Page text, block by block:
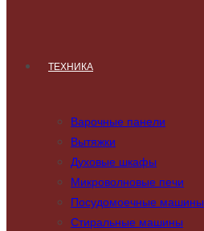
ТЕХНИКА
Варочные панели
Вытяжки
Духовые шкафы
Микроволновые печи
Посудомоечные машины
Стиральные машины